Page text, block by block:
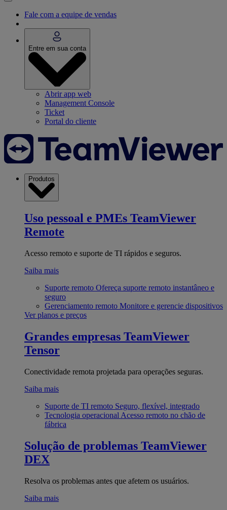
Fale com a equipe de vendas
Entre em sua conta
Abrir app web
Management Console
Ticket
Portal do cliente
Produtos
Uso pessoal e PMEs TeamViewer
Remote
Acesso remoto e suporte de TI rápidos e seguros.
Saiba mais
Suporte remoto Ofereça suporte remoto instantâneo e
seguro
Gerenciamento remoto Monitore e gerencie dispositivos
Ver planos e preços
Grandes empresas TeamViewer
Tensor
Conectividade remota projetada para operações seguras.
Saiba mais
Suporte de TI remoto Seguro, flexível, integrado
Tecnologia operacional Acesso remoto no chão de
fábrica
Solução de problemas TeamViewer
DEX
Resolva os problemas antes que afetem os usuários.
Saiba mais